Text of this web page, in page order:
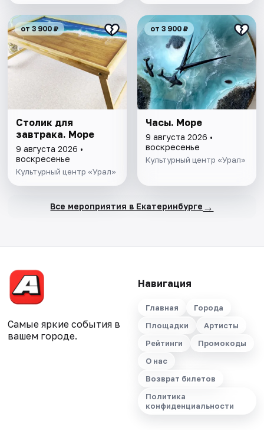
от 3 900 ₽
Столик для
завтрака. Море
9 августа 2026 •
воскресенье
Культурный центр «Урал»
от 3 900 ₽
Часы. Море
9 августа 2026 •
воскресенье
Культурный центр «Урал»
Все мероприятия в Екатеринбурге →
Самые яркие события в
вашем городе.
Навигация
Главная
Города
Площадки
Артисты
Рейтинги
Промокоды
О нас
Возврат билетов
Политика
конфиденциальности